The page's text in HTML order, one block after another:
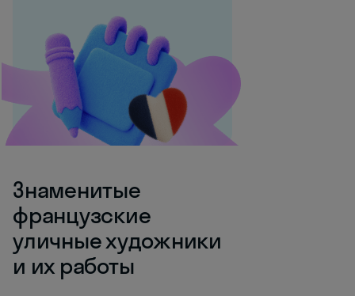
Знаменитые
французские
уличные художники
и их работы